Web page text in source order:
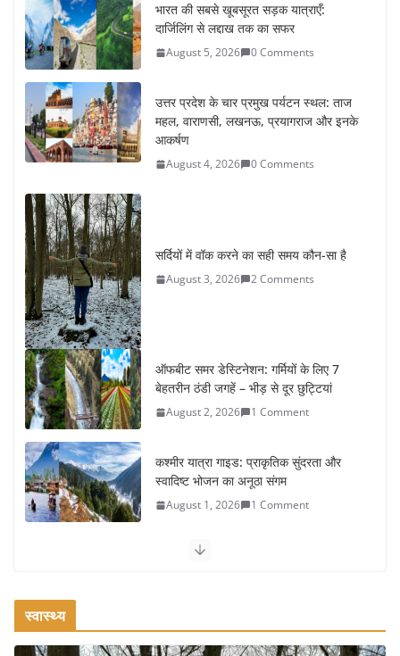
भारत की सबसे खूबसूरत सड़क यात्राएँ:
दार्जिलिंग से लद्दाख तक का सफर
August 5, 2026 0 Comments
उत्तर प्रदेश के चार प्रमुख पर्यटन स्थल: ताज
महल, वाराणसी, लखनऊ, प्रयागराज और इनके
आकर्षण
August 4, 2026 0 Comments
सर्दियों में वॉक करने का सही समय कौन-सा है
August 3, 2026 2 Comments
ऑफबीट समर डेस्टिनेशन: गर्मियों के लिए 7
बेहतरीन ठंडी जगहें – भीड़ से दूर छुट्टियां
August 2, 2026 1 Comment
कश्मीर यात्रा गाइड: प्राकृतिक सुंदरता और
स्वादिष्ट भोजन का अनूठा संगम
August 1, 2026 1 Comment
वजन घटाने के लिए 8 बेहतरीन वॉकिंग
स्वास्थ्य